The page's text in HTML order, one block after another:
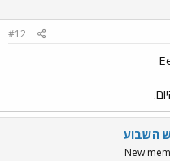
#12
השבוע
New